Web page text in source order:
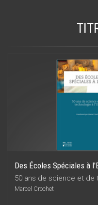
Des Écoles Spéciales à
50 ans de science et de
Marcel Crochet